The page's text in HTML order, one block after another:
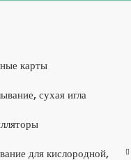
карты
сухая игла
для кислородной,